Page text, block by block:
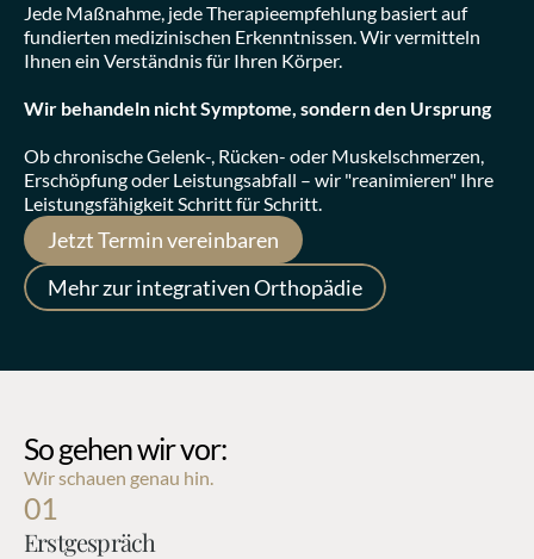
Jede Maßnahme, jede Therapieempfehlung basiert auf
fundierten medizinischen Erkenntnissen. Wir vermitteln
Ihnen ein Verständnis für Ihren Körper.
Wir behandeln nicht Symptome, sondern den Ursprung
Ob chronische Gelenk-, Rücken- oder Muskelschmerzen,
Erschöpfung oder Leistungsabfall – wir "reanimieren" Ihre
Leistungsfähigkeit Schritt für Schritt.
Jetzt Termin vereinbaren
Mehr zur integrativen Orthopädie
So gehen wir vor:
Wir schauen genau hin.
01
Erstgespräch